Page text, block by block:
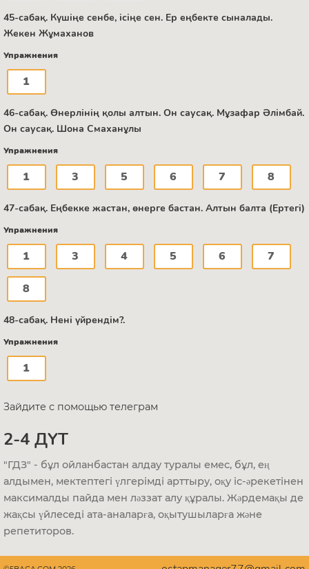
45-сабақ. Күшіңе сенбе, ісіңе сен. Ер еңбекте сыналады.
Жекен Жұмаханов
Упражнения
1
46-сабақ. Өнерлінің қолы алтын. Он саусақ. Мұзафар Әлімбай.
Он саусақ. Шона Смаханұлы
Упражнения
1 3 5 6 7 8
47-сабақ. Еңбекке жастан, өнерге бастан. Алтын балта (Ертегі)
Упражнения
1 3 4 5 6 7
8
48-сабақ. Нені үйрендім?.
Упражнения
1
Зайдите с помощью телеграм
2-4 ДҮТ
"ГДЗ" - бұл ойланбастан алдау туралы емес, бұл, ең
алдымен, мектептегі үлгерімді арттыру, оқу іс-әрекетінен
максималды пайда мен ләззат алу құралы. Жәрдемақы де
жақсы үйлеседі ата-аналарға, оқытушыларға және
репетиторов.